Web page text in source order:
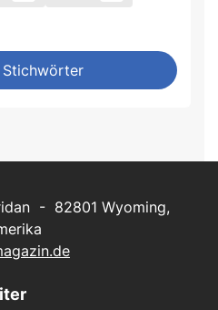
Stichwörter
- 82801 Wyoming,